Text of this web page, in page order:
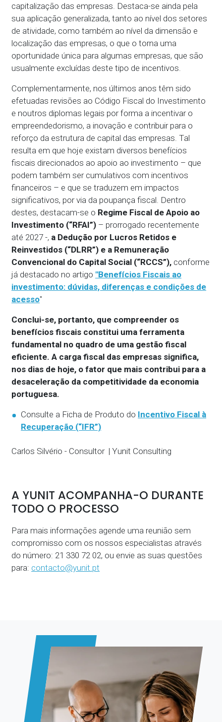
capitalização das empresas. Destaca-se ainda pela
sua aplicação generalizada, tanto ao nível dos setores
de atividade, como também ao nível da dimensão e
localização das empresas, o que o torna uma
oportunidade única para algumas empresas, que são
usualmente excluídas deste tipo de incentivos.
Complementarmente, nos últimos anos têm sido
efetuadas revisões ao Código Fiscal do Investimento
e noutros diplomas legais por forma a incentivar o
empreendedorismo, a inovação e contribuir para o
reforço da estrutura de capital das empresas. Tal
resulta em que hoje existam diversos benefícios
fiscais direcionados ao apoio ao investimento – que
podem também ser cumulativos com incentivos
financeiros – e que se traduzem em impactos
significativos, por via da poupança fiscal. Dentro
destes, destacam-se o Regime Fiscal de Apoio ao
Investimento (“RFAI”) – prorrogado recentemente
até 2027 -, a Dedução por Lucros Retidos e
Reinvestidos (“DLRR”) e a Remuneração
Convencional do Capital Social (“RCCS”), conforme
já destacado no artigo "Benefícios Fiscais ao
investimento: dúvidas, diferenças e condições de
acesso"
Conclui-se, portanto, que compreender os
benefícios fiscais constitui uma ferramenta
fundamental no quadro de uma gestão fiscal
eficiente. A carga fiscal das empresas significa,
nos dias de hoje, o fator que mais contribui para a
desaceleração da competitividade da economia
portuguesa.
Consulte a Ficha de Produto do Incentivo Fiscal à
Recuperação (“IFR”)
Carlos Silvério - Consultor | Yunit Consulting
A YUNIT ACOMPANHA-O DURANTE
TODO O PROCESSO
Para mais informações agende uma reunião sem
compromisso com os nossos especialistas através
do número: 21 330 72 02, ou envie as suas questões
para: contacto@yunit.pt